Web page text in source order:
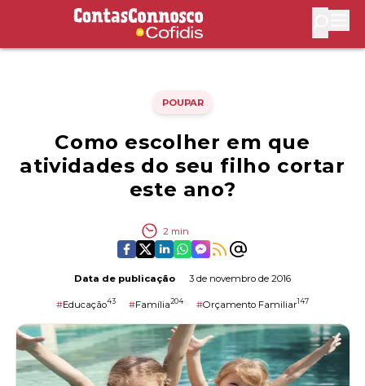
Contas Connosco by Cofidis
POUPAR
Como escolher em que
atividades do seu filho cortar
este ano?
2 min
Data de publicação 3 de novembro de 2016
#Educação43 #Família204 #Orçamento Familiar147